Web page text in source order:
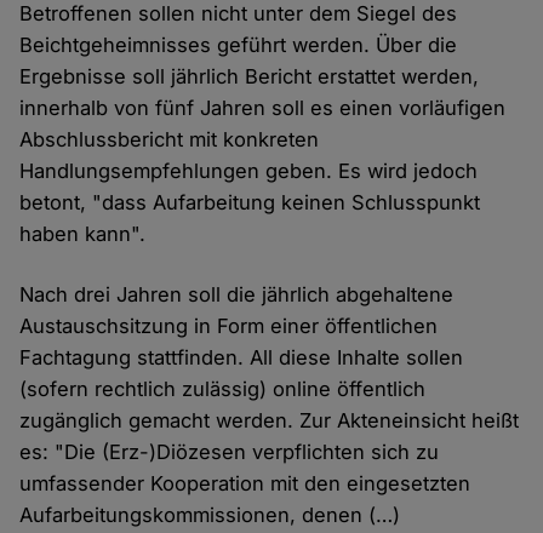
Betroffenen sollen nicht unter dem Siegel des
Beichtgeheimnisses geführt werden. Über die
Ergebnisse soll jährlich Bericht erstattet werden,
innerhalb von fünf Jahren soll es einen vorläufigen
Abschlussbericht mit konkreten
Handlungsempfehlungen geben. Es wird jedoch
betont, "dass Aufarbeitung keinen Schlusspunkt
haben kann".
Nach drei Jahren soll die jährlich abgehaltene
Austauschsitzung in Form einer öffentlichen
Fachtagung stattfinden. All diese Inhalte sollen
(sofern rechtlich zulässig) online öffentlich
zugänglich gemacht werden. Zur Akteneinsicht heißt
es: "Die (Erz-)Diözesen verpflichten sich zu
umfassender Kooperation mit den eingesetzten
Aufarbeitungskommissionen, denen (…)